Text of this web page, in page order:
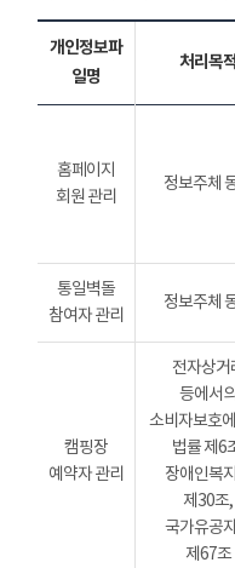
개인정보파
일명
처리목적
홈페이지
회원 관리
정보주체
통일벽돌
참여자 관리
정보주체
캠핑장
예약자 관리
전자상거
등에서의
소비자보호
법률 제6
장애인복
제30조,
국가유공
제67조